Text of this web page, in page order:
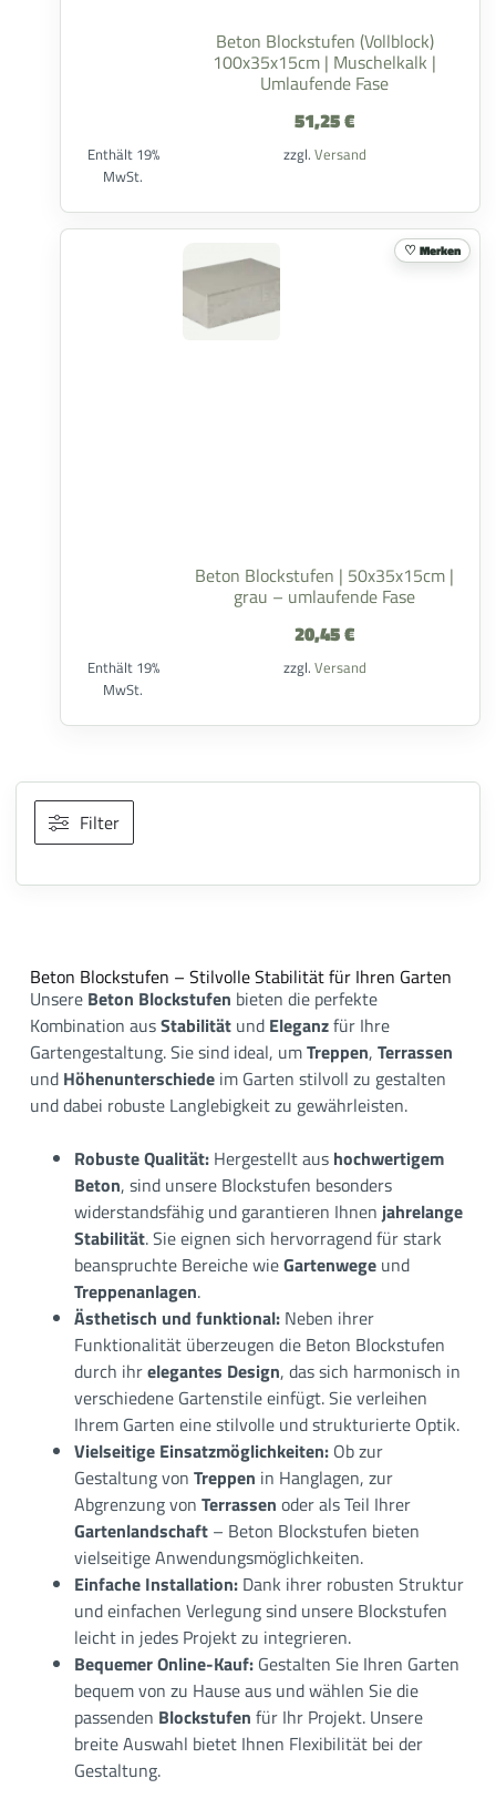
Beton Blockstufen (Vollblock)
100x35x15cm | Muschelkalk |
Umlaufende Fase
51,25€
Enthält 19%
MwSt.
zzgl. Versand
Beton Blockstufen | 50x35x15cm |
grau – umlaufende Fase
20,45€
Enthält 19%
MwSt.
zzgl. Versand
Merken
Filter
Beton Blockstufen – Stilvolle Stabilität für Ihren Garten
Unsere Beton Blockstufen bieten die perfekte
Kombination ausStabilitätund Eleganzfür Ihre
Gartengestaltung. Sie sind ideal, umTreppen, Terrassen
und Höhenunterschiedeim Garten stilvoll zu gestalten
und dabei robuste Langlebigkeit zu gewährleisten.
Robuste Qualität:Hergestellt aus hochwertigem
Beton, sind unsere Blockstufen besonders
widerstandsfähig und garantieren Ihnen jahrelange
Stabilität. Sie eignen sich hervorragend für stark
beanspruchte Bereiche wieGartenwegeund
Treppenanlagen.
Ästhetisch und funktional:Neben ihrer
Funktionalität überzeugen die Beton Blockstufen
durch ihrelegantes Design, das sich harmonisch in
verschiedene Gartenstile einfügt. Sie verleihen
Ihrem Garten eine stilvolle und strukturierte Optik.
Vielseitige Einsatzmöglichkeiten:Ob zur
Gestaltung von Treppen in Hanglagen, zur
Abgrenzung von Terrassen oder als Teil Ihrer
Gartenlandschaft– Beton Blockstufen bieten
vielseitige Anwendungsmöglichkeiten.
Einfache Installation:Dank ihrer robusten Struktur
und einfachen Verlegung sind unsere Blockstufen
leicht in jedes Projekt zu integrieren.
Bequemer Online-Kauf:Gestalten Sie Ihren Garten
bequem von zu Hause aus und wählen Sie die
passenden Blockstufen für Ihr Projekt. Unsere
breite Auswahl bietet Ihnen Flexibilität bei der
Gestaltung.